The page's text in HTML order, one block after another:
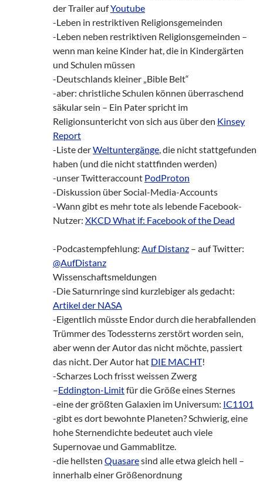
der Trailer aufYoutube
-Leben in restriktiven Religionsgemeinden
-Leben neben restriktiven Religionsgemeinden –
wenn man keine Kinder hat, die in Kindergärten
und Schulen müssen
-Deutschlands kleiner „Bible Belt“
-aber: christliche Schulen können überraschend
säkular sein – Ein Pater spricht im
Religionsuntericht von sich aus über den Kinsey
Report
-Liste derWeltuntergänge, die nicht stattgefunden
haben (und die nicht stattfinden werden)
-unser Twitteraccount PodProton
-Diskussion über Social-Media-Accounts
-Wann gibt es mehr tote als lebende Facebook-
Nutzer: XKCD What if: Facebook of the Dead
-Podcastempfehlung: Auf Distanz – auf Twitter:
@AufDistanz
Wissenschaftsmeldungen
-Die Saturnringe sind kurzlebiger als gedacht:
Artikel der NASA
-Eigentlich müsste Endor durch die herabfallenden
Trümmer des Todessterns zerstört worden sein,
aber wenn der Autor das nicht möchte, passiert
das nicht. Der Autor hat DIE MACHT!
-Scharzes Loch frisst weissen Zwerg
–Eddington-Limitfür die Größe eines Sternes
-eine der größten Galaxien im Universum: IC1101
-gibt es dort bewohnte Planeten? Schwierig, eine
hohe Sternendichte bedeutet auch viele
Supernovae und Gammablitze.
-die hellsten Quasaresind alle etwa gleich hell –
innerhalb einer Größenordnung